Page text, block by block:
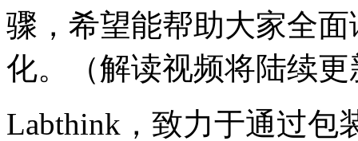
骤，希望能帮助大家全面
化。（解读视频将陆续
Labthink，致力于通过包